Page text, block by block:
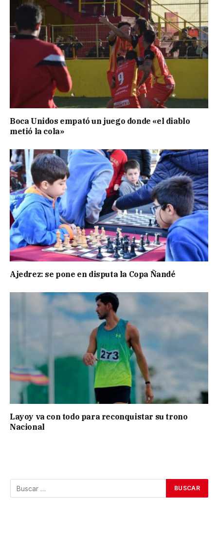
Boca Unidos empató un juego donde «el diablo
metió la cola»
Ajedrez: se pone en disputa la Copa Ñandé
Layoy va con todo para reconquistar su trono
Nacional